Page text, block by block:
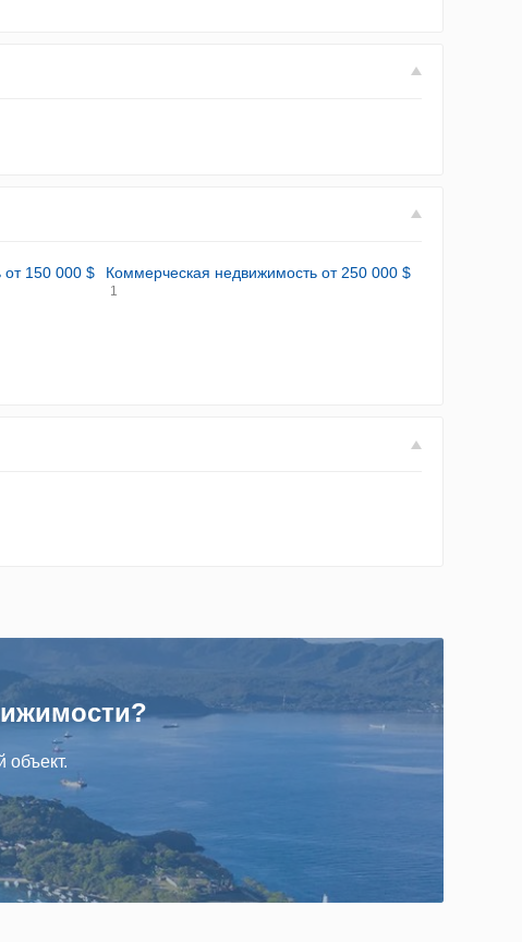
от 150 000 $ Коммерческая недвижимость от 250 000 $
1
объект.